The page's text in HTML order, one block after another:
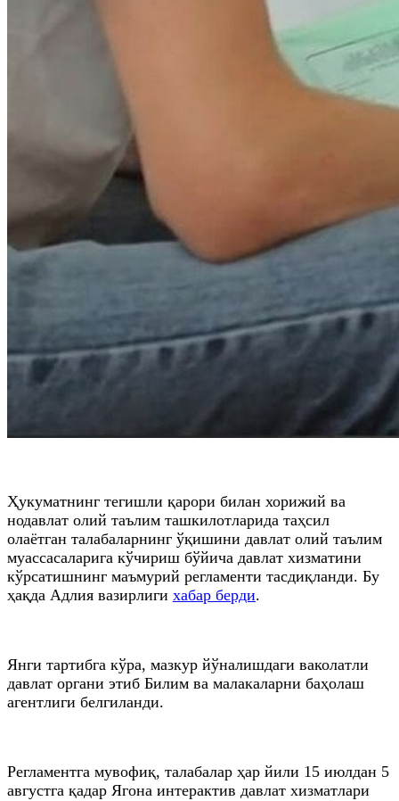
Ҳукуматнинг тегишли қарори билан хорижий ва
нодавлат олий таълим ташкилотларида таҳсил
олаётган талабаларнинг ўқишини давлат олий таълим
муассасаларига кўчириш бўйича давлат хизматини
кўрсатишнинг маъмурий регламенти тасдиқланди. Бу
ҳақда Адлия вазирлиги хабар берди.
Янги тартибга кўра, мазкур йўналишдаги ваколатли
давлат органи этиб Билим ва малакаларни баҳолаш
агентлиги белгиланди.
Регламентга мувофиқ, талабалар ҳар йили 15 июлдан 5
августга қадар Ягона интерактив давлат хизматлари